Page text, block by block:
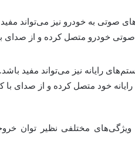
صوتی به خودرو نیز می‌تواند مفید
خودرو متصل کرده و از صدای
رایانه نیز می‌تواند مفید باشد.
خود متصل کرده و از صدای با
ویژگی‌های مختلفی نظیر توان